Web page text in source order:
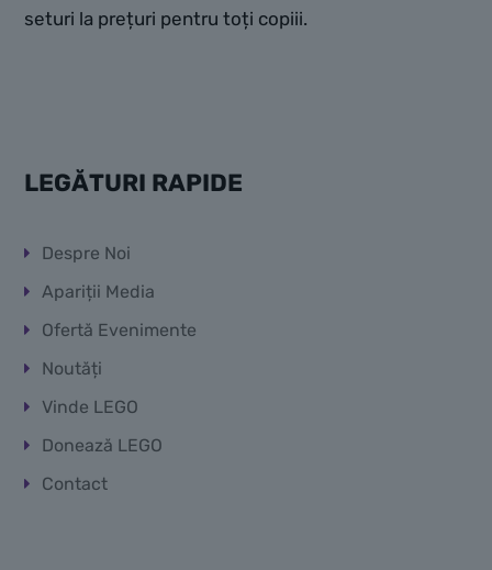
seturi la prețuri pentru toți copiii.
LEGĂTURI RAPIDE
Despre Noi
Apariții Media
Ofertă Evenimente
Noutăți
Vinde LEGO
Donează LEGO
Contact